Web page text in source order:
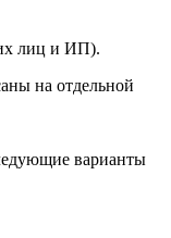
лиц и ИП).
на отдельной
варианты